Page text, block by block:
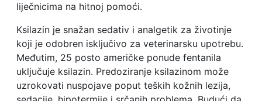
liječnicima na hitnoj pomoći.
Ksilazin je snažan sedativ i analgetik za životinje
koji je odobren isključivo za veterinarsku upotrebu.
Međutim, 25 posto američke ponude fentanila
uključuje ksilazin. Predoziranje ksilazinom može
uzrokovati nuspojave poput teških kožnih lezija,